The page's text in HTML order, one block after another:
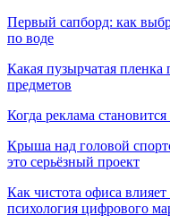
Первый сапборд: как
по воде
Какая пузырчатая
предметов
Когда реклама
Крыша над головой
это серьёзный проект
Как чистота офиса
психология цифрового